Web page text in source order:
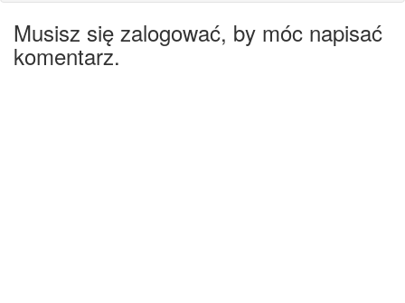
Musisz się zalogować, by móc napisać
komentarz.